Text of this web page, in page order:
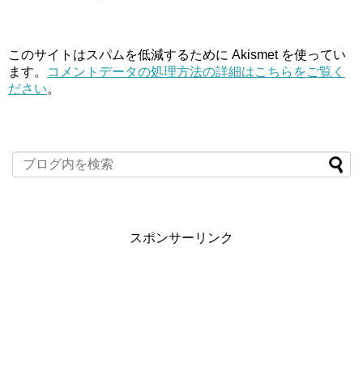
このサイトはスパムを低減するために Akismet を使ってい
ます。
コメントデータの処理方法の詳細はこちらをご覧く
ださい。
スポンサーリンク